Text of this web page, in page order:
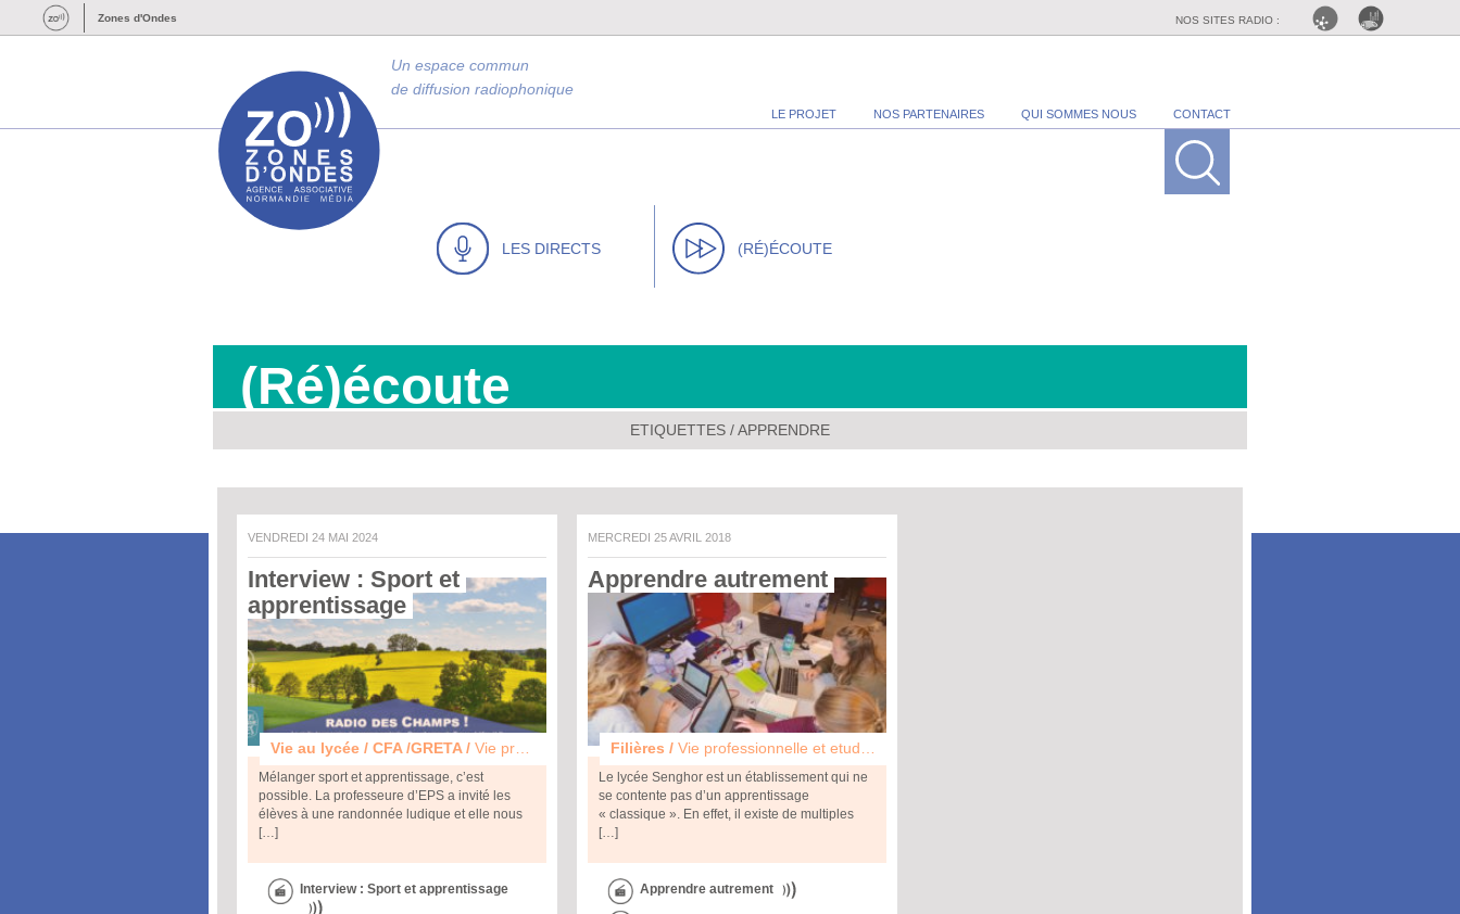
Zones d'Ondes NOS SITES RADIO :
LE PROJET NOS PARTENAIRES QUI SOMMES NOUS CONTACT
Un espace commun
de diffusion radiophonique
LES DIRECTS (RÉ)ÉCOUTE
(Ré)écoute
ETIQUETTES / APPRENDRE
VENDREDI 24 MAI 2024
Interview : Sport et
apprentissage
Vie au lycée / CFA /GRETA / Vie professionnelle et etudes
Mélanger sport et apprentissage, c’est
possible. La professeure d’EPS a invité les
élèves à une randonnée ludique et elle nous
[…]
Interview : Sport et apprentissage
MERCREDI 25 AVRIL 2018
Apprendre autrement
Filières / Vie professionnelle et etudes
Le lycée Senghor est un établissement qui ne
se contente pas d’un apprentissage
« classique ». En effet, il existe de multiples
[…]
Apprendre autrement